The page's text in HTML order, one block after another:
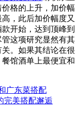
格的上升，加价幅
，此后加价幅度又
开始，达到顶峰到
这项研究显然有其
。如果其结论在很
馆酒单上最便宜和
广东菜搭配
完美搭配邂逅